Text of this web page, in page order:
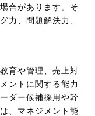
合があります。そ
力、問題解決力、
育や管理、売上対
ントに関する能力
ダー候補採用や幹
、マネジメント能